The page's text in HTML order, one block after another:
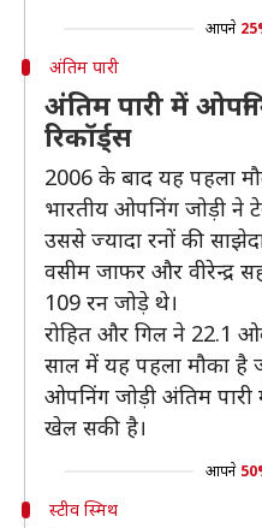
आपने
अंतिम पारी
अंतिम पारी में
रिकॉर्ड्स
2006 के बाद यह पहला
भारतीय ओपनिंग जोड़ी ने
उससे ज्यादा रनों की
वसीम जाफर और वीरेन्द्र
109 रन जोड़े थे।
रोहित और गिल ने 22.1
साल में यह पहला मौका है
ओपनिंग जोड़ी अंतिम
खेल सकी है।
आपने
स्टीव स्मिथ